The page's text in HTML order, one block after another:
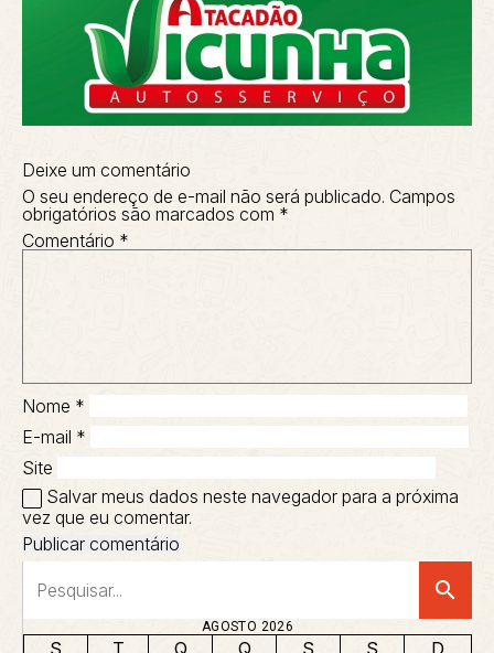
Deixe um comentário
O seu endereço de e-mail não será publicado. Campos
obrigatórios são marcados com *
Comentário *
Nome *
E-mail *
Site
Salvar meus dados neste navegador para a próxima
vez que eu comentar.
search
AGOSTO 2026
S T Q Q S S D